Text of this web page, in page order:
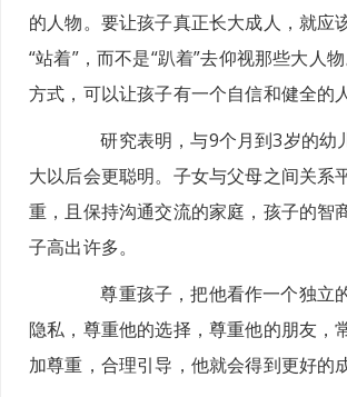
的人物。要让孩子真正长大成人，就应
“站着”，而不是“趴着”去仰视那些大人
方式，可以让孩子有一个自信和健全的人
研究表明，与9个月到3岁的幼
大以后会更聪明。子女与父母之间关系
重，且保持沟通交流的家庭，孩子的智
子高出许多。
尊重孩子，把他看作一个独立
隐私，尊重他的选择，尊重他的朋友，
加尊重，合理引导，他就会得到更好的成